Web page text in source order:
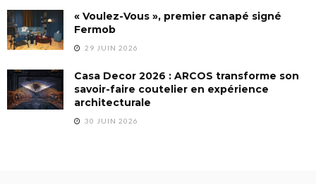
« Voulez-Vous », premier canapé signé
Fermob
29 JUIN 2026
Casa Decor 2026 : ARCOS transforme son
savoir-faire coutelier en expérience
architecturale
30 JUIN 2026